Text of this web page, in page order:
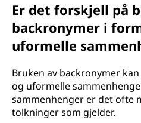
Er det forskjell på
backronymer i
uformelle
Bruken av backronymer
og uformelle
sammenhenger er det ofte
tolkninger som gjelder.